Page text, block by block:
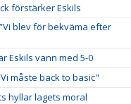
förstärker Eskils
blev för bekväma efter
Eskils vann med 5-0
måste back to basic"
hyllar lagets moral